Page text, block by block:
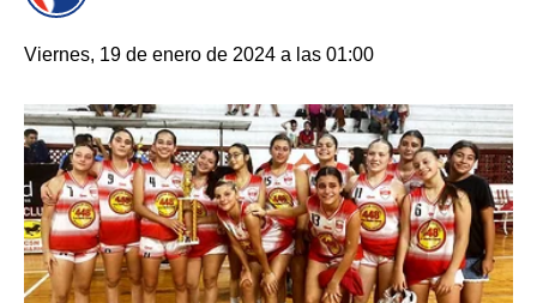
Viernes, 19 de enero de 2024 a las 01:00